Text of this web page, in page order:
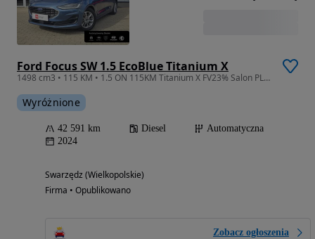
Ford Focus SW 1.5 EcoBlue Titanium X
1498 cm3 • 115 KM • 1.5 ON 115KM Titanium X FV23% Salon PL Serwis ASO Gwarancja Producenta
Wyróżnione
42 591 km Diesel
Automatyczna
2024
Swarzędz (Wielkopolskie)
Firma • Opublikowano
Zobacz ogłoszenia